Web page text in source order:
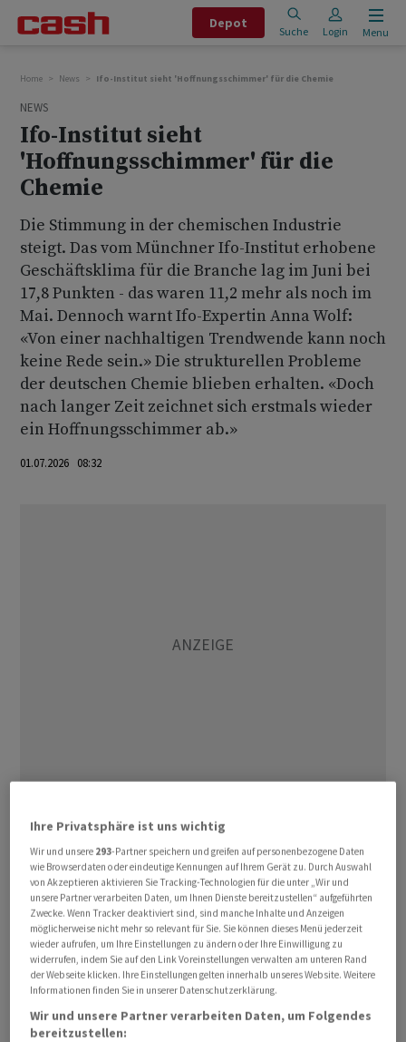
Depot
Suche Login Menu
Home News Ifo-Institut sieht 'Hoffnungsschimmer' für die Chemie
NEWS
Ifo-Institut sieht
'Hoffnungsschimmer' für die
Chemie
Die Stimmung in der chemischen Industrie
steigt. Das vom Münchner Ifo-Institut erhobene
Geschäftsklima für die Branche lag im Juni bei
17,8 Punkten - das waren 11,2 mehr als noch im
Mai. Dennoch warnt Ifo-Expertin Anna Wolf:
«Von einer nachhaltigen Trendwende kann noch
keine Rede sein.» Die strukturellen Probleme
der deutschen Chemie blieben erhalten. «Doch
nach langer Zeit zeichnet sich erstmals wieder
ein Hoffnungsschimmer ab.»
01.07.2026 08:32
relativ solide eingeschätzt. Sie stieg den dritten Monat
in Folge und liegt nun mit minus 2,9 Punkten nur noch
minimal im negativen Bereich. Es ist zudem der höchste
Wert seit 2024. Doch auch die Geschäftserwartungen, die
im Mai noch auf ein Mehrjahrestief gefallen waren,
stiegen deutlich. Mit minus 31,5 Punkten sind sie
allerdings noch immer schlecht.
Nahostkonflikt hat grossen Einfluss
Ihre Privatsphäre ist uns wichtig
Wir und unsere 293-Partner speichern und greifen auf personenbezogene Daten
wie Browserdaten oder eindeutige Kennungen auf Ihrem Gerät zu. Durch Auswahl
von Akzeptieren aktivieren Sie Tracking-Technologien für die unter „Wir und
unsere Partner verarbeiten Daten, um Ihnen Dienste bereitzustellen“ aufgeführten
Zwecke. Wenn Tracker deaktiviert sind, sind manche Inhalte und Anzeigen
möglicherweise nicht mehr so relevant für Sie. Sie können dieses Menü jederzeit
wieder aufrufen, um Ihre Einstellungen zu ändern oder Ihre Einwilligung zu
widerrufen, indem Sie auf den Link Voreinstellungen verwalten am unteren Rand
der Webseite klicken. Ihre Einstellungen gelten innerhalb unseres Website. Weitere
Informationen finden Sie in unserer Datenschutzerklärung.
Wir und unsere Partner verarbeiten Daten, um Folgendes
bereitzustellen: